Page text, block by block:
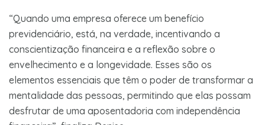
“Quando uma empresa oferece um benefício
previdenciário, está, na verdade, incentivando a
conscientização financeira e a reflexão sobre o
envelhecimento e a longevidade. Esses são os
elementos essenciais que têm o poder de transformar a
mentalidade das pessoas, permitindo que elas possam
desfrutar de uma aposentadoria com independência